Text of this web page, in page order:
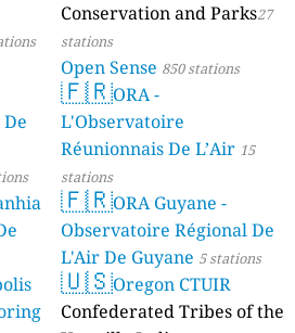
Conservation and Parks27
stations
Open Sense 850 stations
🇫🇷ORA -
L'Observatoire
Réunionnais De L’Air 15
stations
🇫🇷ORA Guyane -
Observatoire Régional De
L'Air De Guyane 5 stations
🇺🇸Oregon CTUIR
Confederated Tribes of the